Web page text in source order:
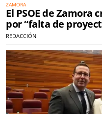
ZAMORA
El PSOE de Zamora
por “falta de
REDACCIÓN